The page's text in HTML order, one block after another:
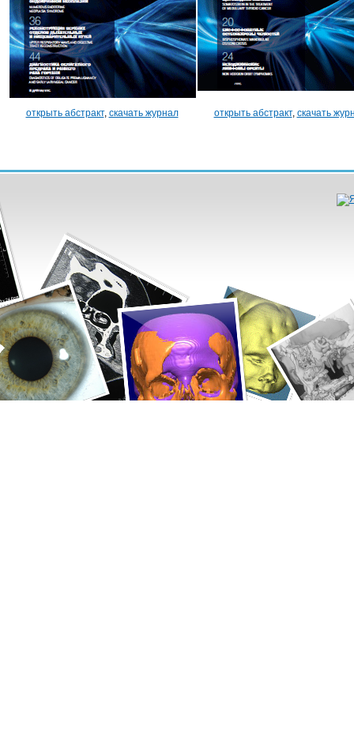
открыть абстракт, скачать журнал открыть абстракт, скачать